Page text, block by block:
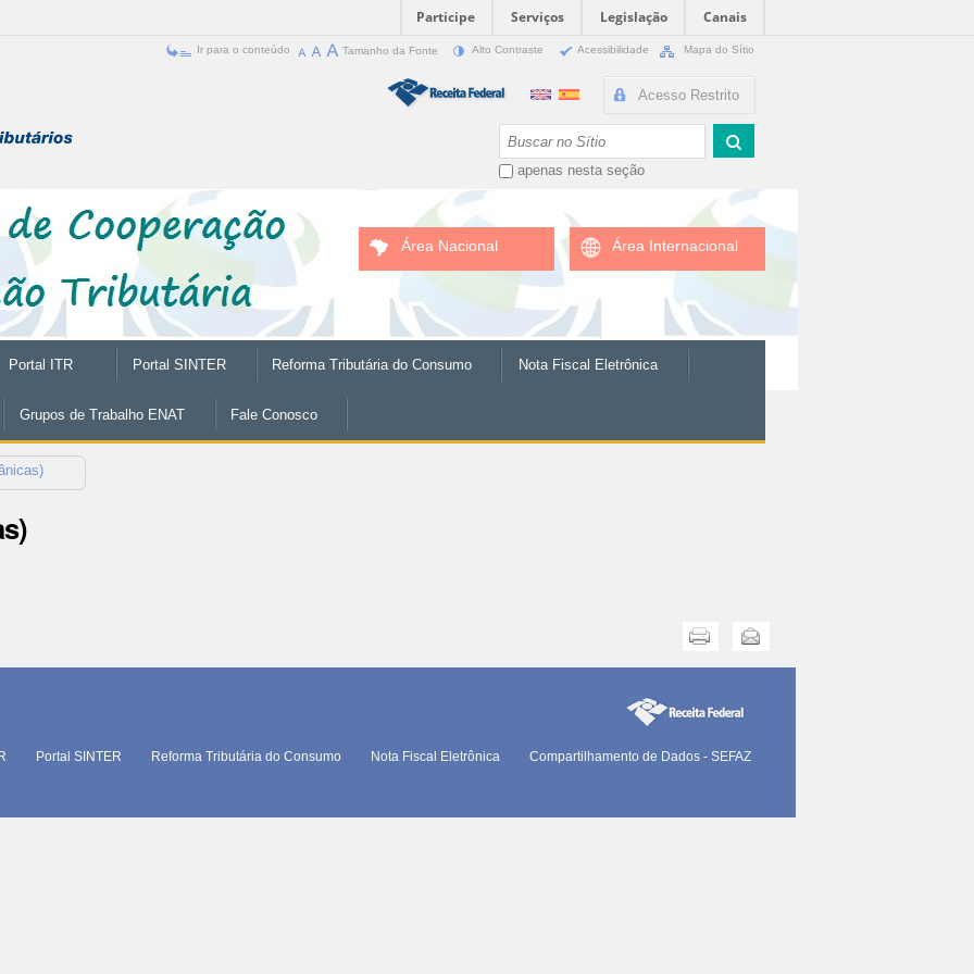
Participe Serviços Legislação
Canais
Ir para o conteúdo Tamanho da Fonte Alto Contraste Acessibilidade Mapa do Sítio
Acesso Restrito
apenas nesta seção
Área Nacional Área Internacional
Portal ITR Portal SINTER Reforma Tributária do Consumo Nota Fiscal Eletrônica
Grupos de Trabalho ENAT Fale Conosco
Enviar
Portal SINTER Reforma Tributária do Consumo Nota Fiscal Eletrônica
Compartilhamento de Dados - SEFAZ